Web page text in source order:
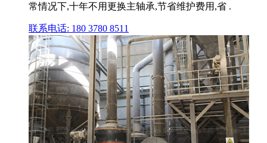
常情况下,十年不用更换主轴承,节省维护费用,省 .
联系电话: 180 3780 8511